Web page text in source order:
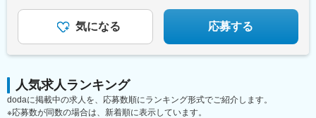
＃"はじめの一歩"を後押しする環境
気になる 応募する
人気求人ランキング
dodaに掲載中の求人を、応募数順にランキング形式でご紹介します。
※応募数が同数の場合は、新着順に表示しています。